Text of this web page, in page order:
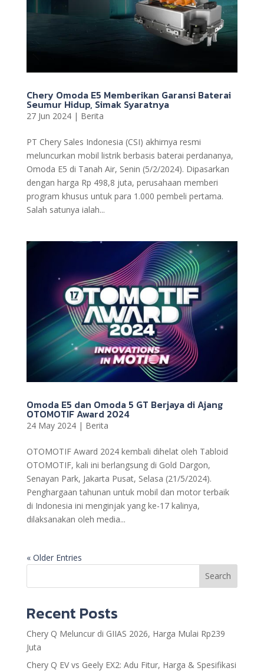
Chery Omoda E5 Memberikan Garansi Baterai
Seumur Hidup, Simak Syaratnya
27 Jun 2024| Berita
PT Chery Sales Indonesia (CSI) akhirnya resmi
meluncurkan mobil listrik berbasis baterai perdananya,
Omoda E5 di Tanah Air, Senin (5/2/2024). Dipasarkan
dengan harga Rp 498,8 juta, perusahaan memberi
program khusus untuk para 1.000 pembeli pertama.
Salah satunya ialah...
Omoda E5 dan Omoda 5 GT Berjaya di Ajang
OTOMOTIF Award 2024
24 May 2024| Berita
OTOMOTIF Award 2024 kembali dihelat oleh Tabloid
OTOMOTIF, kali ini berlangsung di Gold Dargon,
Senayan Park, Jakarta Pusat, Selasa (21/5/2024).
Penghargaan tahunan untuk mobil dan motor terbaik
di Indonesia ini menginjak yang ke-17 kalinya,
dilaksanakan oleh media...
« Older Entries
Search
Recent Posts
Chery Q Meluncur di GIIAS 2026, Harga Mulai Rp239
Juta
Chery Q EV vs Geely EX2: Adu Fitur, Harga & Spesifikasi